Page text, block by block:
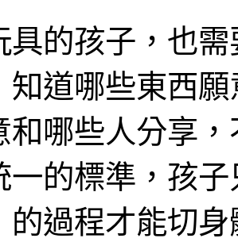
具的孩子，也
知道哪些東西
和哪些人分享
一的標準，孩
的過程才能切